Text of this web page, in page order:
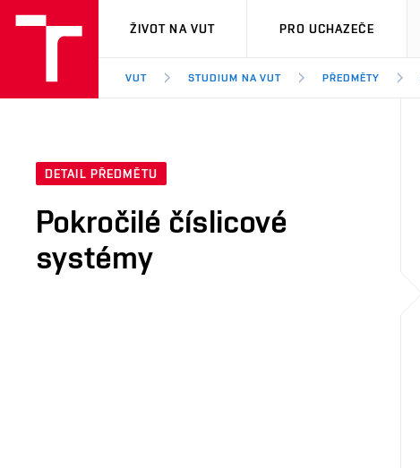
VUT
ŽIVOT NA VUT PRO UCHAZEČE
VUT STUDIUM NA VUT PŘEDMĚTY
DETAIL PŘEDMĚTU
Pokročilé číslicové
systémy